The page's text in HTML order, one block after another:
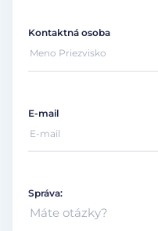
Kontaktná osoba
E-mail
Správa: